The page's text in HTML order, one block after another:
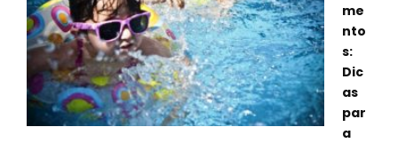
me
nto
s:
Dic
as
par
a